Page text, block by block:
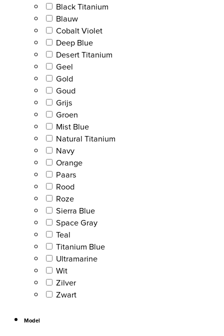
Black Titanium
Blauw
Cobalt Violet
Deep Blue
Desert Titanium
Geel
Gold
Goud
Grijs
Groen
Mist Blue
Natural Titanium
Navy
Orange
Paars
Rood
Roze
Sierra Blue
Space Gray
Teal
Titanium Blue
Ultramarine
Wit
Zilver
Zwart
Model